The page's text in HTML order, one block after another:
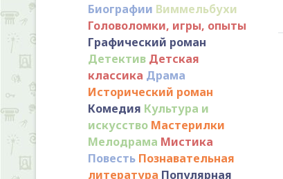
Биографии Виммельбухи
Головоломки, игры, опыты
Графический роман
Детектив Детская
классика Драма
Исторический роман
Комедия Культура и
искусство Мастерилки
Мелодрама Мистика
Повесть Познавательная
литература Популярная